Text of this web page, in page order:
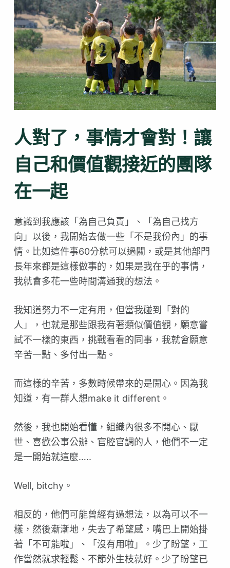
人對了，事情才會對！讓
自己和價值觀接近的團隊
在一起
意識到我應該「為自己負責」、「為自己找方
向」以後，我開始去做一些「不是我份內」的事
情。比如這件事60分就可以過關，或是其他部門
長年來都是這樣做事的，如果是我在乎的事情，
我就會多花一些時間溝通我的想法。
我知道努力不一定有用，但當我碰到「對的
人」，也就是那些跟我有著類似價值觀，願意嘗
試不一樣的東西，挑戰看看的同事，我就會願意
辛苦一點、多付出一點。
而這樣的辛苦，多數時候帶來的是開心。因為我
知道，有一群人想make it different。
然後，我也開始看懂，組織內很多不開心、厭
世、喜歡公事公辦、官腔官調的人，他們不一定
是一開始就這麼…..
Well, bitchy。
相反的，他們可能曾經有過想法，以為可以不一
樣，然後漸漸地，失去了希望感，嘴巴上開始掛
著「不可能啦」、「沒有用啦」。少了盼望，工
作當然就求輕鬆、不節外生枝就好。少了盼望已